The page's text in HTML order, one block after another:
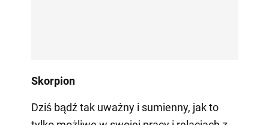
Skorpion
Dziś bądź tak uważny i sumienny, jak to